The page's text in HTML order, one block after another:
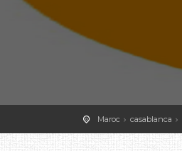
Maroc casablanca